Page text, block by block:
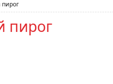
пирог
пирог